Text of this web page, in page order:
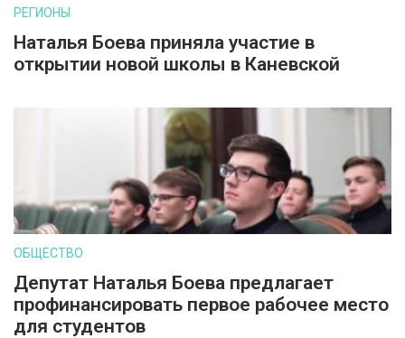
РЕГИОНЫ
Наталья Боева приняла участие в
открытии новой школы в Каневской
ОБЩЕСТВО
Депутат Наталья Боева предлагает
профинансировать первое рабочее место
для студентов